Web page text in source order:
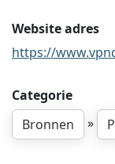
Website adres
https://
Categorie
Bronnen
»